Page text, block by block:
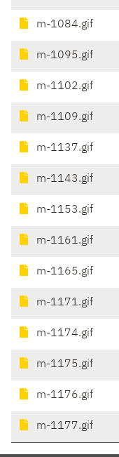
m-1084.gif
m-1095.gif
m-1102.gif
m-1109.gif
m-1137.gif
m-1143.gif
m-1153.gif
m-1161.gif
m-1165.gif
m-1171.gif
m-1174.gif
m-1175.gif
m-1176.gif
m-1177.gif